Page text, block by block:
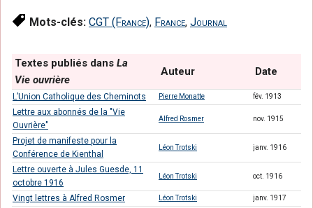
Mots-clés: CGT (France), France, Journal
Textes publiés dans La
Vie ouvrière
Auteur Date
L’Union Catholique des Cheminots Pierre Monatte fév. 1913
Lettre aux abonnés de la "Vie
Ouvrière"
Alfred Rosmer nov. 1915
Projet de manifeste pour la
Conférence de Kienthal
Léon Trotski janv. 1916
Lettre ouverte à Jules Guesde, 11
octobre 1916
Léon Trotski oct. 1916
Vingt lettres à Alfred Rosmer Léon Trotski janv. 1917